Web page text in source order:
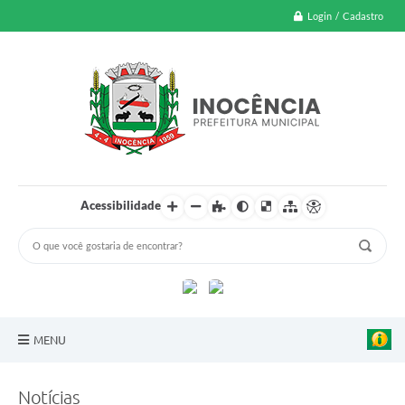
Login / Cadastro
Acessibilidade
MENU
Notícias